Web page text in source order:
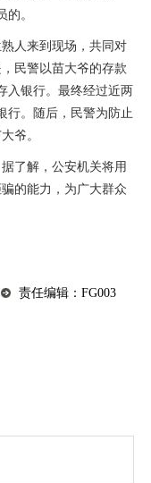
。
人来到现场，共同对
民警以苗大爷的存款
入银行。最终经过近两
行。随后，民警为防止
爷。
了解，公安机关将用
的能力，为广大群众
责任编辑：FG003